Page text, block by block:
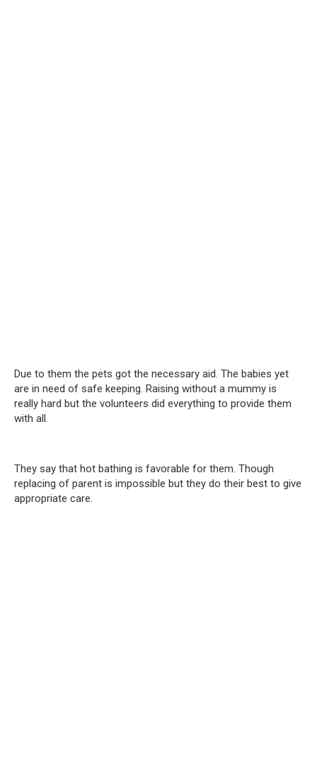
Due to them the pets got the necessary aid. The babies yet
are in need of safe keeping. Raising without a mummy is
really hard but the volunteers did everything to provide them
with all.
They say that hot bathing is favorable for them. Though
replacing of parent is impossible but they do their best to give
appropriate care.